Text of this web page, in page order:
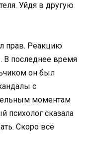
Уйдя в другую
прав. Реакцию
В последнее время
он был
с
моментам
психолог сказала
Скоро всё